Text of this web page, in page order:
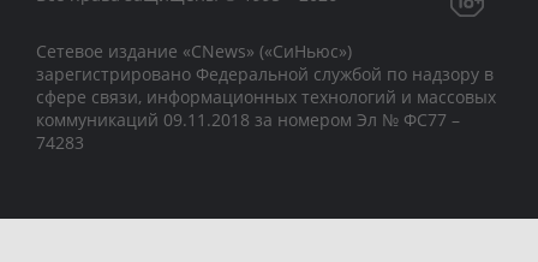
Сетевое издание «CNews» («СиНьюс»)
зарегистрировано Федеральной службой по надзору в
сфере связи, информационных технологий и массовых
коммуникаций 09.11.2018 за номером Эл № ФС77 –
74283